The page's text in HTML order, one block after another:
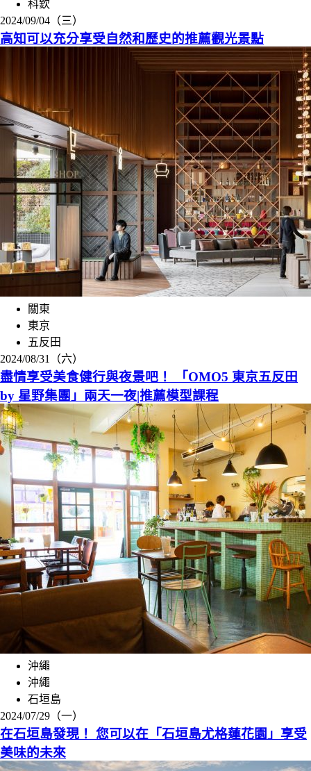
科欽
2024/09/04（三）
高知可以充分享受自然和歷史的推薦觀光景點
關東
東京
五反田
2024/08/31（六）
盡情享受美食健行與夜景吧！ 「OMO5 東京五反田
by 星野集團」兩天一夜|推薦模型課程
沖繩
沖繩
石垣島
2024/07/29（一）
在石垣島發現！ 您可以在「石垣島尤格蓮花園」享受
美味的未來